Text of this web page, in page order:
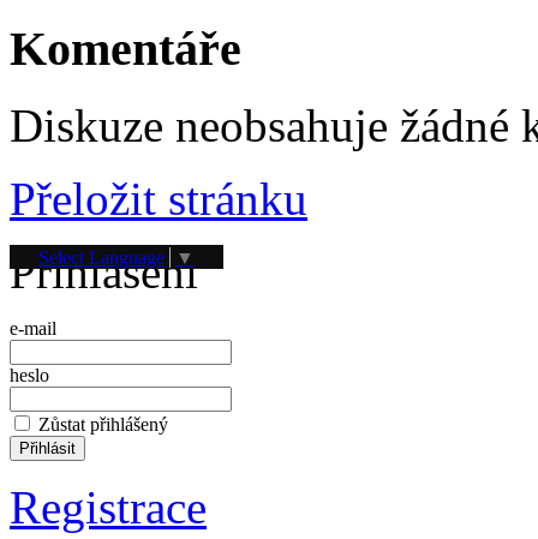
Komentáře
Diskuze neobsahuje žádné
Přeložit stránku
Select Language ▼
Přihlášení
e-mail
heslo
Zůstat přihlášený
Registrace